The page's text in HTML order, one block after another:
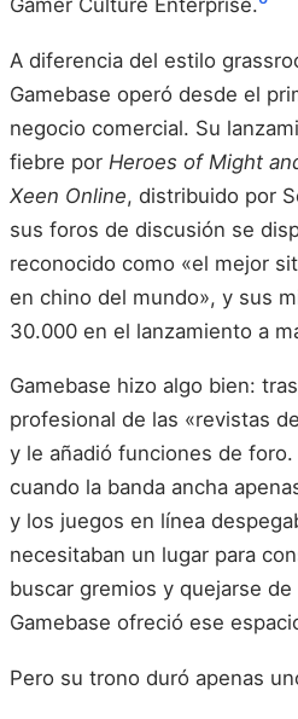
A diferencia del estilo
Gamebase operó desde el
negocio comercial. Su
fiebre por Heroes of Might
Xeen Online, distribuido por
sus foros de discusión se
reconocido como «el mejor
en chino del mundo», y sus
30.000 en el lanzamiento a
Gamebase hizo algo bien:
profesional de las «revistas
y le añadió funciones de foro.
cuando la banda ancha
y los juegos en línea
necesitaban un lugar para
buscar gremios y quejarse
Gamebase ofreció ese
Pero su trono duró apenas